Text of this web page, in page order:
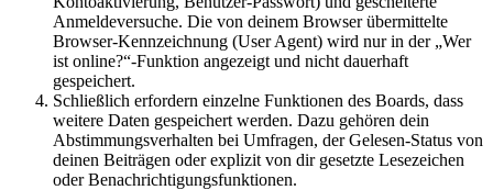
Anmeldeversuche. Die von deinem Browser übermittelte
Browser-Kennzeichnung (User Agent) wird nur in der „Wer
ist online?“-Funktion angezeigt und nicht dauerhaft
gespeichert.
Schließlich erfordern einzelne Funktionen des Boards, dass
weitere Daten gespeichert werden. Dazu gehören dein
Abstimmungsverhalten bei Umfragen, der Gelesen-Status von
deinen Beiträgen oder explizit von dir gesetzte Lesezeichen
oder Benachrichtigungsfunktionen.